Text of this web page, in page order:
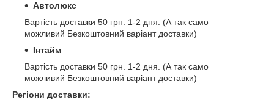
Автолюкс
Вартість доставки 50 грн. 1-2 дня. (А так само
можливий Безкоштовний варіант доставки)
Інтайм
Вартість доставки 50 грн. 1-2 дня. (А так само
можливий Безкоштовний варіант доставки)
Регіони доставки: